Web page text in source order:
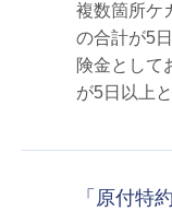
複数箇所ケ
の合計が5
険金として
が5日以上
「原付特